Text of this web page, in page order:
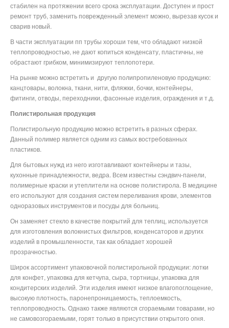
стабилен на протяжении всего срока эксплуатации. Доступен и прост
ремонт труб, заменить поврежденный элемент можно, вырезав кусок и
сварив новый.
В части эксплуатации пп трубы хороши тем, что обладают низкой
теплопроводностью, не дают копиться конденсату, пластичны, не
обрастают грибком, минимизируют теплопотери.
На рынке можно встретить и другую полипропиленовую продукцию:
канцтовары, волокна, ткани, нити, фляжки, бочки, контейнеры,
фитинги, отводы, переходники, фасонные изделия, ограждения и т.д.
Полистирольная продукция
Полистирольную продукцию можно встретить в разных сферах.
Данный полимер является одним из самых востребованных
пластиков.
Для бытовых нужд из него изготавливают контейнеры и тазы,
кухонные принадлежности, ведра. Всем известны сэндвич-панели,
полимерные краски и утеплители на основе полистирола. В медицине
его используют для создания систем переливания крови, элементов
одноразовых инструментов и посуды для больниц.
Он заменяет стекло в качестве покрытий для теплиц, используется
для изготовления волокнистых фильтров, конденсаторов и других
изделий в промышленности, так как обладает хорошей
прозрачностью.
Широк ассортимент упаковочной полистирольной продукции: лотки
для конфет, упаковка для кетчупа, сыра, тортницы, упаковка для
кондитерских изделий. Эти изделия имеют низкое влагопоглощение,
высокую плотность, паронепроницаемость, теплоемкость,
теплопроводность. Однако также являются сгораемыми товарами, но
не самовозгораемыми, горят только в присутствии открытого огня.